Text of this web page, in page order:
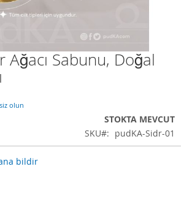
Ağacı Sabunu, Doğal
olun
STOKTA MEVCUT
SKU
pudKA-Sidr-01
bildir